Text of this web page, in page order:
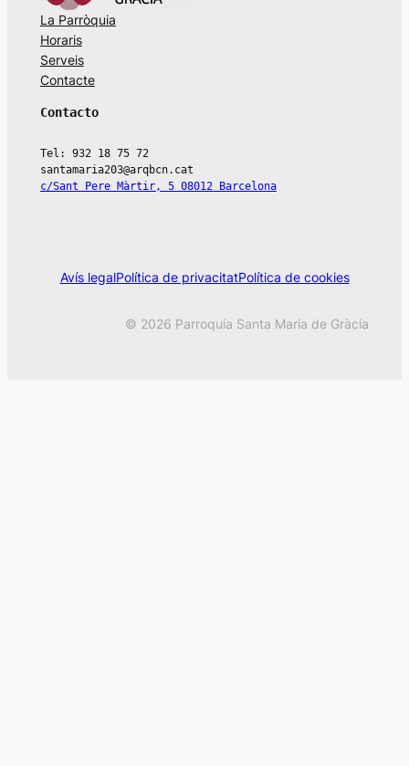
La Parròquia
Horaris
Serveis
Contacte
Contacto
Tel: 932 18 75 72
santamaria203@arqbcn.cat
c/Sant Pere Màrtir, 5 08012 Barcelona
Avís legalPolítica de privacitatPolítica de cookies
© 2026 Parroquia Santa Maria de Gràcia